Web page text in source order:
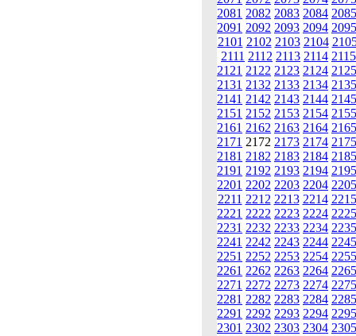
2081 2082 2083 2084 2085
2091 2092 2093 2094 2095
2101 2102 2103 2104
2111 2112 2113 2114 2115
2121 2122 2123 2124 2125
2131 2132 2133 2134 2135
2141 2142 2143 2144 2145
2151 2152 2153 2154 2155
2161 2162 2163 2164 2165
2171 2172 2173 2174 2175
2181 2182 2183 2184 2185
2191 2192 2193 2194 2195
2201 2202 2203 2204 2205
2211 2212 2213 2214 2215
2221 2222 2223 2224 2225
2231 2232 2233 2234 2235
2241 2242 2243 2244 2245
2251 2252 2253 2254 2255
2261 2262 2263 2264 2265
2271 2272 2273 2274 2275
2281 2282 2283 2284 2285
2291 2292 2293 2294 2295
2301 2302 2303 2304 2305